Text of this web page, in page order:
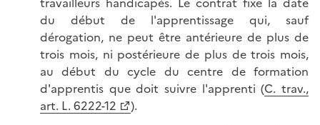
du début de l'apprentissage qui, sauf
dérogation, ne peut être antérieure de plus de
trois mois, ni postérieure de plus de trois mois,
au début du cycle du centre de formation
d'apprentis que doit suivre l'apprenti (C. trav.,
art. L. 6222-12
).